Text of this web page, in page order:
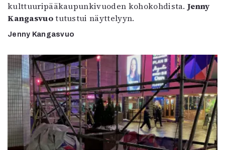
kulttuuripääkaupunkivuoden kohokohdista.Jenny
Kangasvuotutustui näyttelyyn.
Jenny Kangasvuo